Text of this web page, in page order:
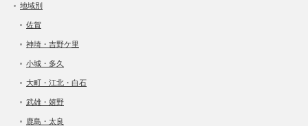
地域別
佐賀
神埼・吉野ケ里
小城・多久
大町・江北・白石
武雄・嬉野
鹿島・太良